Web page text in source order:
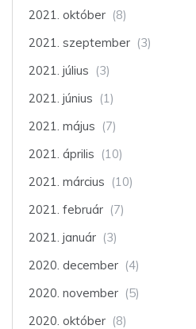
2021. október (8)
2021. szeptember (3)
2021. július (3)
2021. június (1)
2021. május (7)
2021. április (10)
2021. március (10)
2021. február (7)
2021. január (3)
2020. december (4)
2020. november (5)
2020. október (8)